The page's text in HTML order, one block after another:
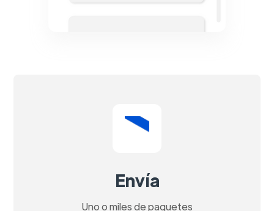
Envía
Uno o miles de paquetes